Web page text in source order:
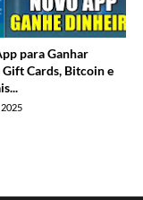
para Ganhar
Cards, Bitcoin e